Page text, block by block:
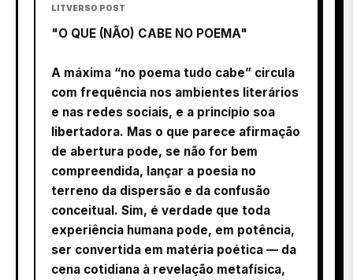
LITVERSO POST
"O QUE (NÃO) CABE NO POEMA"
A máxima “no poema tudo cabe” circula
com frequência nos ambientes literários
e nas redes sociais, e a princípio soa
libertadora. Mas o que parece afirmação
de abertura pode, se não for bem
compreendida, lançar a poesia no
terreno da dispersão e da confusão
conceitual. Sim, é verdade que toda
experiência humana pode, em potência,
ser convertida em matéria poética — da
cena cotidiana à revelação metafísica,